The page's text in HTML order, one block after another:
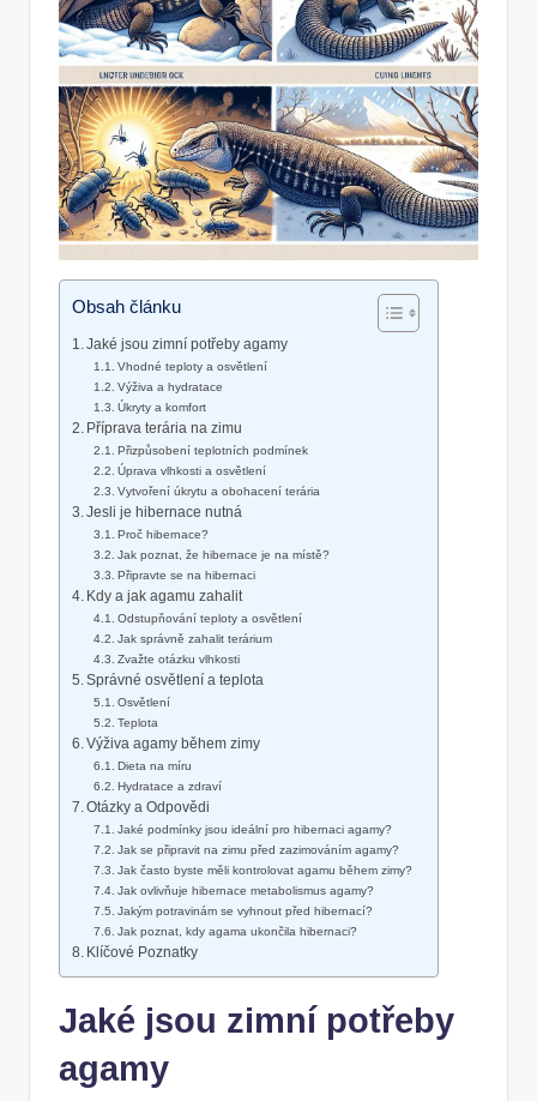
Obsah článku
Jaké ⁤jsou zimní potřeby agamy
Vhodné teploty a osvětlení
Výživa a hydratace
Úkryty a⁢ komfort
Příprava terária na zimu
Přizpůsobení teplotních podmínek
Úprava‍ vlhkosti a⁣ osvětlení
Vytvoření úkrytu a obohacení terária
Jesli je ⁢hibernace nutná
Proč hibernace?
Jak poznat, že hibernace ⁣je na místě?
Připravte‌ se na hibernaci
Kdy a jak agamu zahalit
Odstupňování teploty a ‌osvětlení
Jak správně zahalit ⁤terárium
Zvažte otázku vlhkosti
Správné osvětlení a‌ teplota
Osvětlení
Teplota
Výživa​ agamy během zimy
Dieta na míru
Hydratace a zdraví
Otázky a Odpovědi
Jaké podmínky ‍jsou ideální pro hibernaci agamy?
Jak‍ se‍ připravit na zimu před ‍zazimováním agamy?
Jak často byste měli kontrolovat agamu během zimy?
Jak ⁢ovlivňuje hibernace metabolismus agamy?
Jakým potravinám se vyhnout⁤ před hibernací?
Jak poznat, kdy agama ukončila ​hibernaci?
Klíčové Poznatky
Jaké ⁤jsou zimní potřeby
agamy